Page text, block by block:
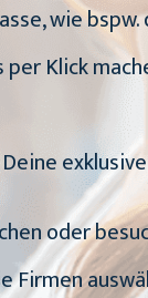
wie
Klick
oder